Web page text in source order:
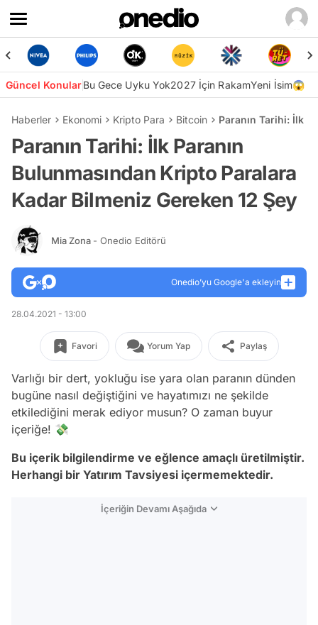
Güncel KonularBu Gece Uyku Yok2027 İçin RakamYeni İsim😱
Haberler Ekonomi Kripto Para Bitcoin Paranın Tarihi: İlk
Paranın Tarihi: İlk Paranın
Bulunmasından Kripto Paralara
Kadar Bilmeniz Gereken 12 Şey
Mia Zona - Onedio Editörü
Onedio’yu Google'a ekleyin
28.04.2021 - 13:00
Favori Yorum Yap Paylaş
Varlığı bir dert, yokluğu ise yara olan paranın dünden
bugüne nasıl değiştiğini ve hayatımızı ne şekilde
etkilediğini merak ediyor musun? O zaman buyur
içeriğe! 💸
Bu içerik bilgilendirme ve eğlence amaçlı üretilmiştir.
Herhangi bir Yatırım Tavsiyesi içermemektedir.
İçeriğin Devamı Aşağıda